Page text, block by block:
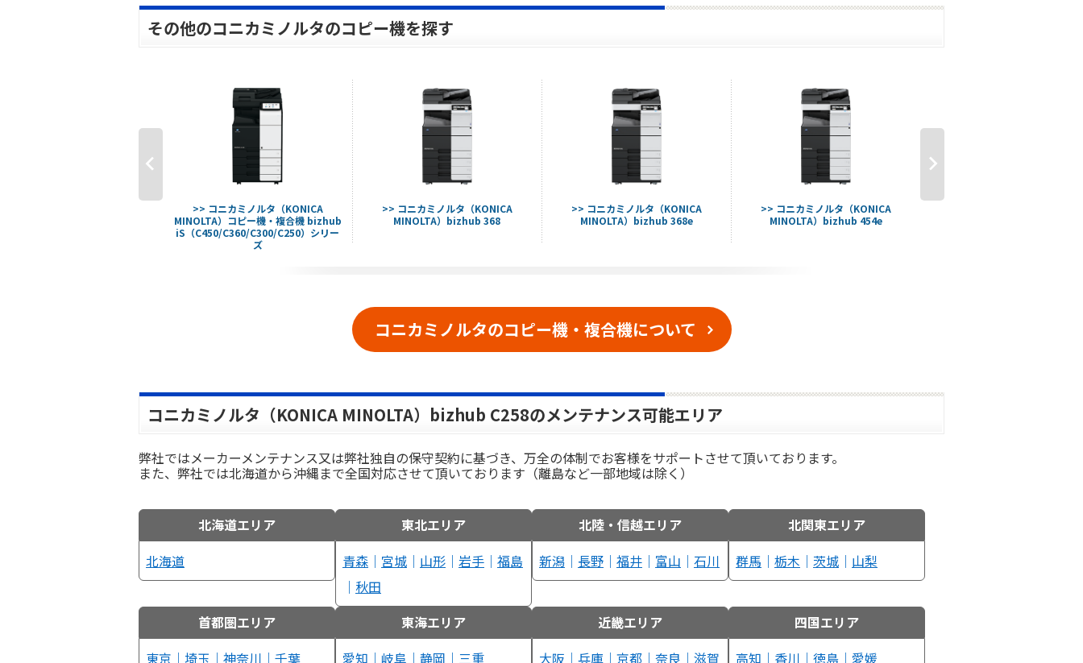
その他のコニカミノルタのコピー機を探す
>> コニカミノルタ（KONICA
MINOLTA）コピー機・複合機 bizhub
iS（C450/C360/C300/C250）シリー
ズ
>> コニカミノルタ（KONICA
MINOLTA）bizhub 368
>> コニカミノルタ（KONICA
MINOLTA）bizhub 368e
>> コニカミノルタ（KONICA
MINOLTA）bizhub 454e
コニカミノルタのコピー機・複合機について
コニカミノルタ（KONICA MINOLTA）bizhub C258のメンテナンス可能エリア
弊社ではメーカーメンテナンス又は弊社独自の保守契約に基づき、万全の体制でお客様をサポートさせて頂いております。
また、弊社では北海道から沖縄まで全国対応させて頂いております（離島など一部地域は除く）
北海道エリア
北海道
東北エリア
青森 ｜ 宮城 ｜ 山形 ｜ 岩手 ｜ 福島
｜ 秋田
北陸・信越エリア
新潟 ｜ 長野 ｜ 福井 ｜ 富山 ｜ 石川
北関東エリア
群馬 ｜ 栃木 ｜ 茨城 ｜ 山梨
首都圏エリア
東京 ｜ 埼玉 ｜ 神奈川 ｜ 千葉
東海エリア
愛知 ｜ 岐阜 ｜ 静岡 ｜ 三重
近畿エリア
大阪 ｜ 兵庫 ｜ 京都 ｜ 奈良 ｜ 滋賀
四国エリア
高知 ｜ 香川 ｜ 徳島 ｜ 愛媛